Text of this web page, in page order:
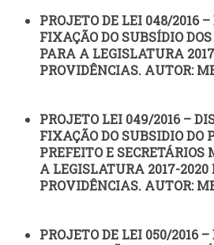
PROJETO DE LEI 048/2016 –
FIXAÇÃO DO SUBSÍDIO
PARA A LEGISLATURA
PROVIDÊNCIAS. AUTOR:
PROJETO LEI 049/2016 –
FIXAÇÃO DO SUBSIDIO DO
PREFEITO E
A LEGISLATURA 2017-2020
PROVIDÊNCIAS. AUTOR:
PROJETO DE LEI 050/2016 –